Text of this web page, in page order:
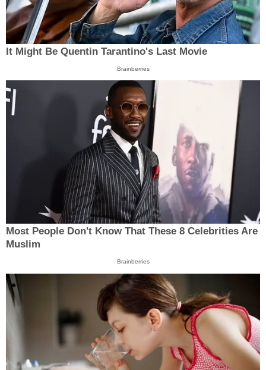
It Might Be Quentin Tarantino's Last Movie
Brainberries
Most People Don't Know That These 8 Celebrities Are
Muslim
Brainberries